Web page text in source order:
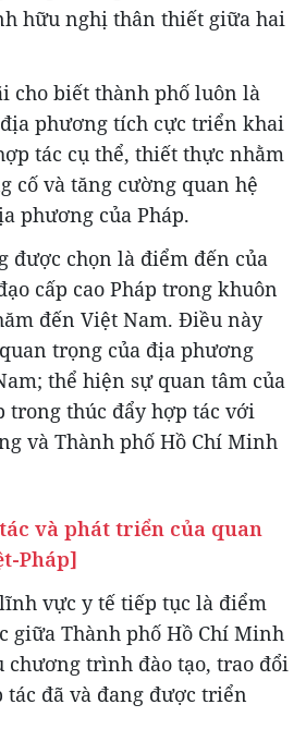
hữu nghị thân thiết giữa hai
cho biết thành phố luôn là
phương tích cực triển khai
tác cụ thể, thiết thực nhằm
cố và tăng cường quan hệ
phương của Pháp.
được chọn là điểm đến của
cấp cao Pháp trong khuôn
đến Việt Nam. Điều này
trọng của địa phương
thể hiện sự quan tâm của
trong thúc đẩy hợp tác với
và Thành phố Hồ Chí Minh
và phát triển của quan
Pháp]
vực y tế tiếp tục là điểm
giữa Thành phố Hồ Chí Minh
chương trình đào tạo, trao đổi
đã và đang được triển